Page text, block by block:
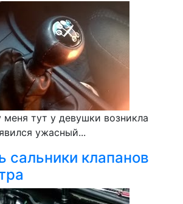
тут у девушки возникла
ужасный...
сальники клапанов